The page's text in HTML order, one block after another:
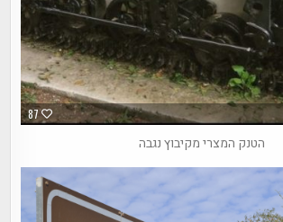
87
הטנק המצרי מקיבוץ נגבה